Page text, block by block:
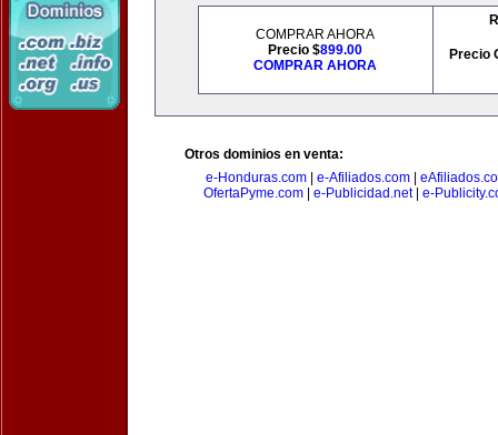
COMPRAR AHORA
Precio $899.00
COMPRAR AHORA
Precio
Otros dominios en venta:
e-Honduras.com| e-Afiliados.com|
OfertaPyme.com| e-Publicidad.net| e-